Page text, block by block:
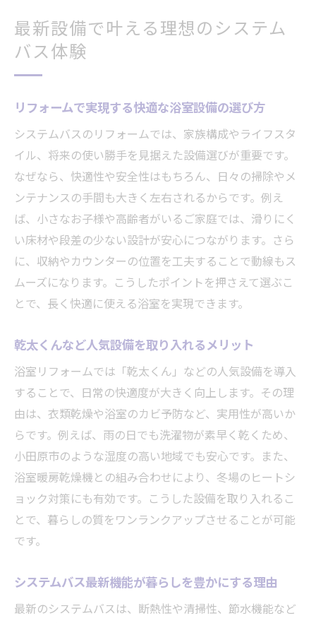
最新設備で叶える理想のシステム
バス体験
リフォームで実現する快適な浴室設備の選び方
システムバスのリフォームでは、家族構成やライフスタ
イル、将来の使い勝手を見据えた設備選びが重要です。
なぜなら、快適性や安全性はもちろん、日々の掃除やメ
ンテナンスの手間も大きく左右されるからです。例え
ば、小さなお子様や高齢者がいるご家庭では、滑りにく
い床材や段差の少ない設計が安心につながります。さら
に、収納やカウンターの位置を工夫することで動線もス
ムーズになります。こうしたポイントを押さえて選ぶこ
とで、長く快適に使える浴室を実現できます。
乾太くんなど人気設備を取り入れるメリット
浴室リフォームでは「乾太くん」などの人気設備を導入
することで、日常の快適度が大きく向上します。その理
由は、衣類乾燥や浴室のカビ予防など、実用性が高いか
らです。例えば、雨の日でも洗濯物が素早く乾くため、
小田原市のような湿度の高い地域でも安心です。また、
浴室暖房乾燥機との組み合わせにより、冬場のヒートシ
ョック対策にも有効です。こうした設備を取り入れるこ
とで、暮らしの質をワンランクアップさせることが可能
です。
システムバス最新機能が暮らしを豊かにする理由
最新のシステムバスは、断熱性や清掃性、節水機能など